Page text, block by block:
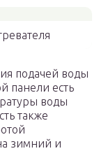
подачей воды
панели есть
воды
также
зимний и